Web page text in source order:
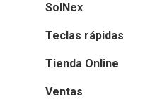
SolNex
Teclas rápidas
Tienda Online
Ventas